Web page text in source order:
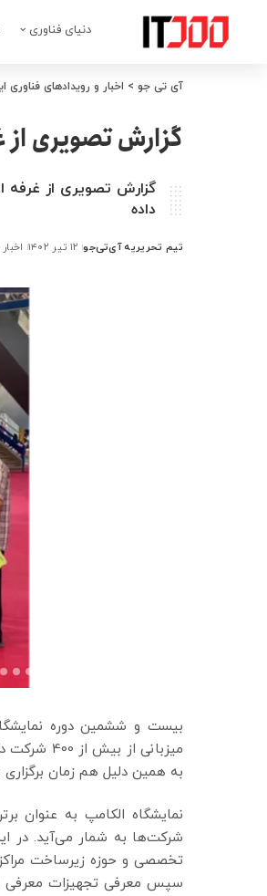
دنیای فناوری
آی تی جو > اخبار و رویدادهای فناوری
گزارش تصویری از
گزارش تصویری از غرفه
داده
ارسال
تیم تحریریه آی‌تی‌جو ۱۲ تیر ۱۴۰۲
به همین دلیل هم زمان
نمایشگاه الکامپ به عنوان
تخصصی و حوزه زیرساخت مراکز
سپس معرفی تجهیزات معرفی